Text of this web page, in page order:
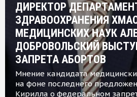
ДИРЕКТОР
ЗДРАВООХРАНЕНИЯ
МЕДИЦИНСКИХ НАУК
ДОБРОВОЛЬСКИЙ
ЗАПРЕТА АБОРТОВ
Мнение кандидата
на фоне последнего
Кирилла о федеральном